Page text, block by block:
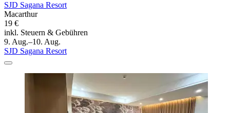
SJD Sagana Resort
Macarthur
19 €
inkl. Steuern & Gebühren
9. Aug.–10. Aug.
SJD Sagana Resort